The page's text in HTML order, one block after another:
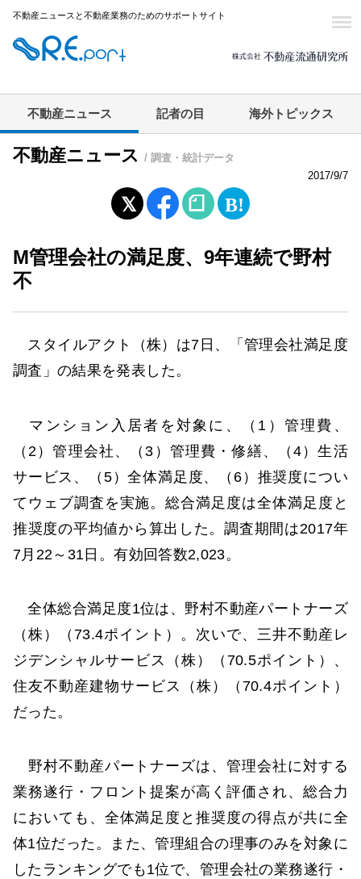
不動産ニュースと不動産業務のためのサポートサイト
不動産ニュース 記者の目 海外トピックス
不動産ニュース / 調査・統計データ
2017/9/7
M管理会社の満足度、9年連続で野村
不
スタイルアクト（株）は7日、「管理会社満足度
調査」の結果を発表した。
マンション入居者を対象に、（1）管理費、
（2）管理会社、（3）管理費・修繕、（4）生活
サービス、（5）全体満足度、（6）推奨度につい
てウェブ調査を実施。総合満足度は全体満足度と
推奨度の平均値から算出した。調査期間は2017年
7月22～31日。有効回答数2,023。
全体総合満足度1位は、野村不動産パートナーズ
（株）（73.4ポイント）。次いで、三井不動産レ
ジデンシャルサービス（株）（70.5ポイント）、
住友不動産建物サービス（株）（70.4ポイント）
だった。
野村不動産パートナーズは、管理会社に対する
業務遂行・フロント提案が高く評価され、総合力
においても、全体満足度と推奨度の得点が共に全
体1位だった。また、管理組合の理事のみを対象に
したランキングでも1位で、管理会社の業務遂行・